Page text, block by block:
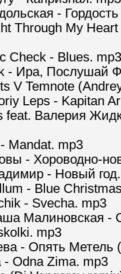
-
Through My
Check - Blues. mp3
- Ира, Послушай
V Temnote
Leps - Kapitan
feat. Валерия
Mandat. mp3
- Хороводно-
- Новый
- Blue
- Svecha. mp3
Малиновская -
mp3
- Опять Метель
- Odna Zima. mp3